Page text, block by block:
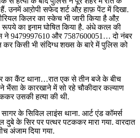
उनमें आऱोपी सफेद शर्ट औऱ हाफ़ पेंट में दिखा.
किलर का स्केच भी जारी किया है औऱ
रूपये का इनाम घोषित किया है. अंधे कत्ल की
ने 9479997610 और 7587600051… दो नंबर
कर किसी भी संदिग्ध शख्स के बारे में पुलिस को
का कैंट थाना…रात एक से तीन बजे के बीच
के कारखाने में सो रहे चौकीदार कल्याण
उसकी हत्या की थी.
के सिविल लाइंस थाना. आर्ट एंड कॉमर्स
के सिर पर पत्थर पटककर मारा गया. वारदात
अंजाम दिया गया.